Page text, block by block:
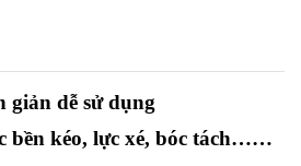
giản dễ sử dụng
bền kéo, lực xé, bóc tách……